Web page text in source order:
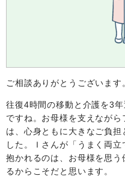
ご相談ありがとうございます
往復4時間の移動と介護を3年
ですね。お母様を支えなが
は、心身ともに大きなご負
した。Ｉさんが「うまく両
抱かれるのは、お母様を思
るからこそだと思います。